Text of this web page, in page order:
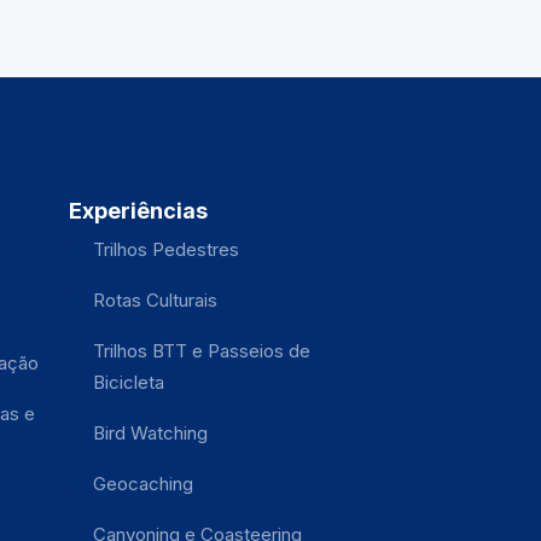
e
Experiências
Trilhos Pedestres
Rotas Culturais
Trilhos BTT e Passeios de
Bicicleta
Bird Watching
Geocaching
Canyoning e Coasteering